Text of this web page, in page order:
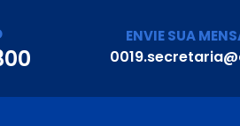
ENVIE SUA